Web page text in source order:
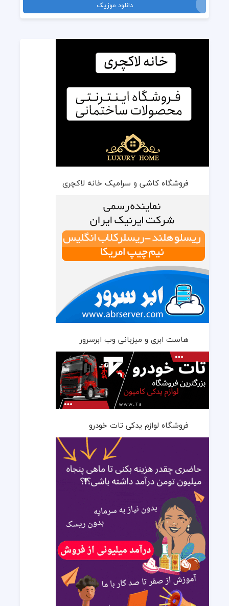
دانلود موزیک
فروشگاه کاشی و سرامیک خانه لاکچری
هاست ابری و میزبانی وب ابرسرور
فروشگاه لوازم یدکی تات خودرو